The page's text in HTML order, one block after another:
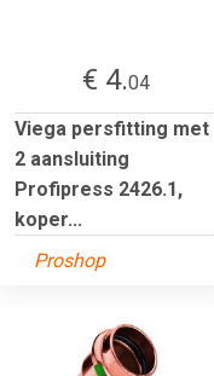
€ 4.04
Viega persfitting met
2 aansluiting
Profipress 2426.1,
koper...
Proshop